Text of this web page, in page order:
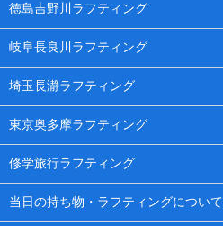
徳島吉野川ラフティング
岐阜長良川ラフティング
埼玉長瀞ラフティング
東京奥多摩ラフティング
修学旅行ラフティング
当日の持ち物・ラフティングについて